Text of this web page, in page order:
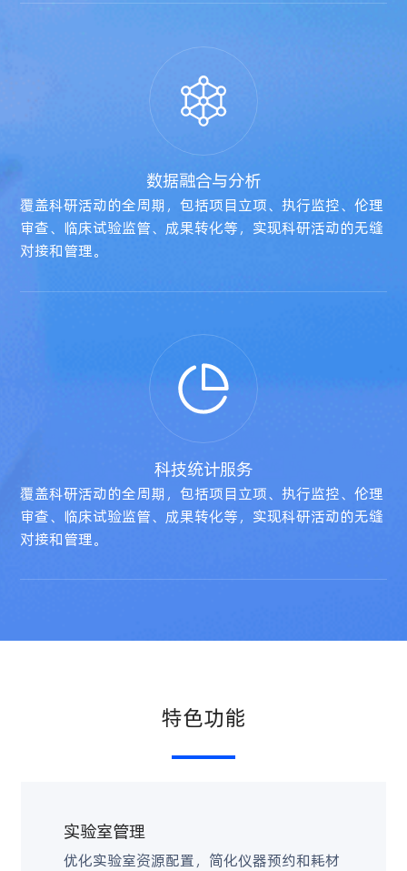
数据融合与分析
科技统计服务
特色功能
实验室管理
优化实验室资源配置，简化仪器预约和耗材